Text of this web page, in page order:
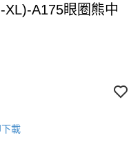
A175眼圈熊中
載